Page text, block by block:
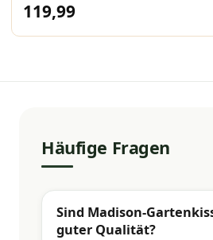
119,99
Häufige Fragen
Sind Madison-
guter Qualität?